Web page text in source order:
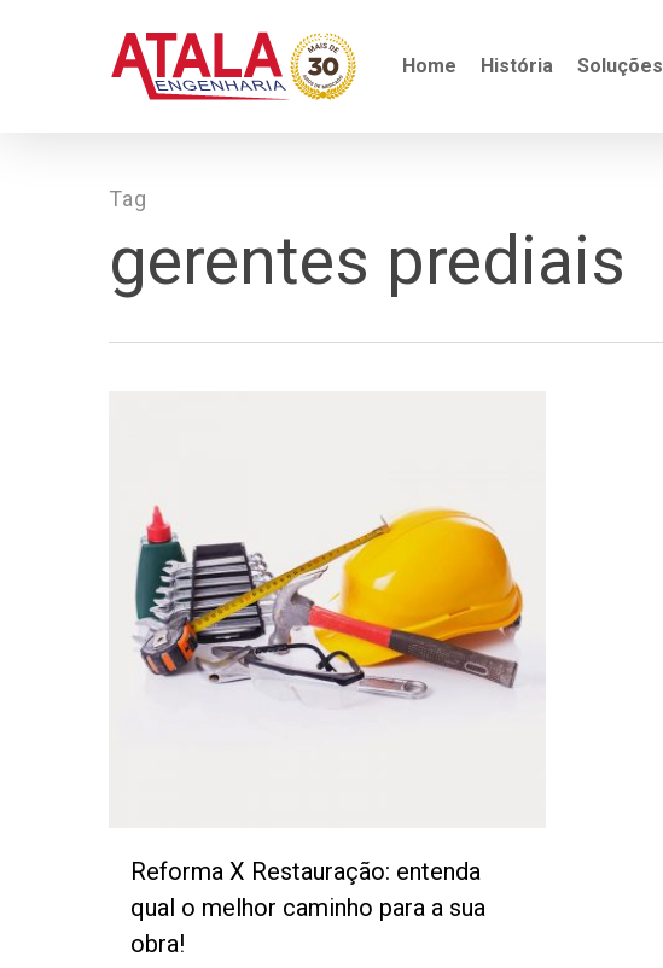
Home História Soluções
Tag
gerentes prediais
Reforma X Restauração: entenda
qual o melhor caminho para a sua
obra!